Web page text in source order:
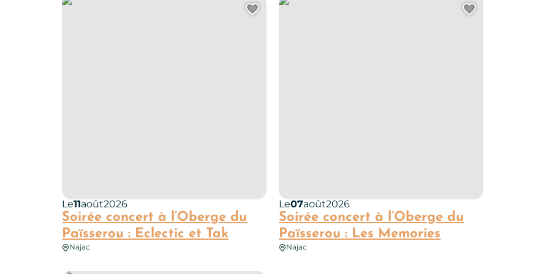
Soirée concert à l’Oberge du
Païsserou : Eclectic et Tak
Le11août2026
Najac
Ajouter cette page au carnet de voyage ?
Soirée concert à l’Oberge du
Païsserou : Les Memories
Le07août2026
Najac
Ajouter